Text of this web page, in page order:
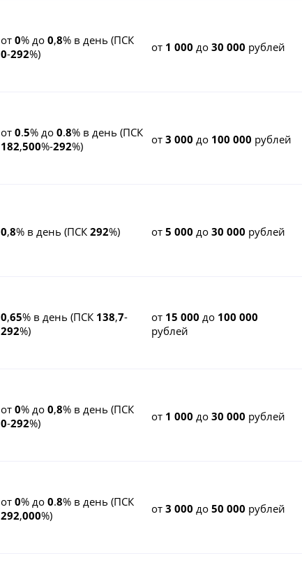
от 0% до 0,8% в день (ПСК
0-292%) от 1 000 до30 000 рублей
от 0.5% до 0.8% в день (ПСК
182,500%-292%) от3 000 до 100 000 рублей
0,8% в день (ПСК 292%) от5 000 до30 000 рублей
0,65% в день (ПСК 138,7-
292%)
от 15 000 до 100 000
рублей
от 0% до 0,8% в день (ПСК
0-292%) от 1 000 до30 000 рублей
от 0% до 0.8% в день (ПСК
292,000%) от3 000 до50 000 рублей